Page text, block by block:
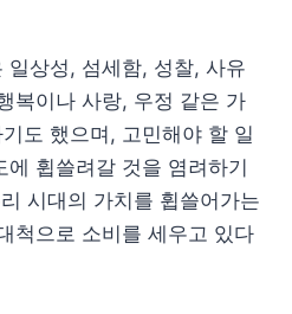
일상성, 섬세함, 성찰, 사유
복이나 사랑, 우정 같은 가
도 했으며, 고민해야 할 일
휩쓸려갈 것을 염려하기
시대의 가치를 휩쓸어가는
척으로 소비를 세우고 있다